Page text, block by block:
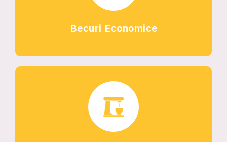
Becuri Economice